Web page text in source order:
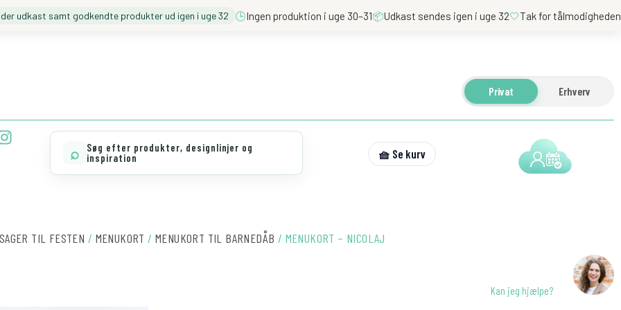
udkast samt godkendte produkter ud igen i uge 32 🕒Ingen produktion i uge 30–31📦Udkast sendes igen i uge 32🤍Tak for tålmodigheden
Privat Erhverv
I
n
a
⌕
Søg efter produkter, designlinjer og
inspiration
🧺 Se kurv
TIL FESTEN / MENUKORT / MENUKORT TIL BARNEDÅB / MENUKORT – NICOLAJ
Kan jeg hjælpe?